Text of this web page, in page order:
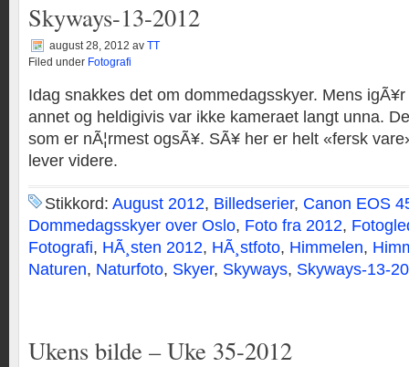
Skyways-13-2012
august 28, 2012 av TT
Filed under Fotografi
Idag snakkes det om dommedagsskyer. Mens
annet og heldigivis var ikke kameraet langt unna.
som er nÃ¦rmest ogsÃ¥. SÃ¥ her er helt «fersk
lever videre.
Stikkord: August 2012, Billedserier, Canon EOS
Dommedagsskyer over Oslo, Foto fra 2012,
Fotografi, HÃ¸sten 2012, HÃ¸stfoto, Himmelen,
Naturen, Naturfoto, Skyer, Skyways, Skyways-13-
Ukens bilde – Uke 35-2012